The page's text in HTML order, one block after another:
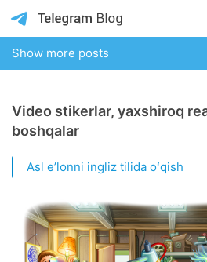
Show more posts
Video stikerlar, yaxshiroq
boshqalar
Asl eʼlonni ingliz tilida oʻqish